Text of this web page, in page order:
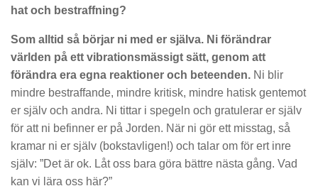
hat och bestraffning?
Som alltid så börjar ni med er själva. Ni förändrar
världen på ett vibrationsmässigt sätt, genom att
förändra era egna reaktioner och beteenden. Ni blir
mindre bestraffande, mindre kritisk, mindre hatisk gentemot
er själv och andra. Ni tittar i spegeln och gratulerar er själv
för att ni befinner er på Jorden. När ni gör ett misstag, så
kramar ni er själv (bokstavligen!) och talar om för ert inre
själv: ”Det är ok. Låt oss bara göra bättre nästa gång. Vad
kan vi lära oss här?”